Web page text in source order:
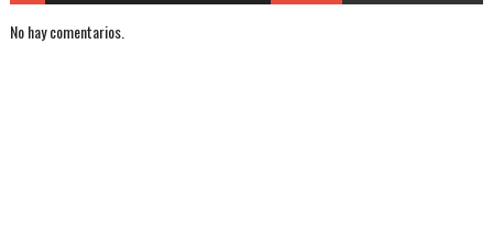
No hay comentarios.